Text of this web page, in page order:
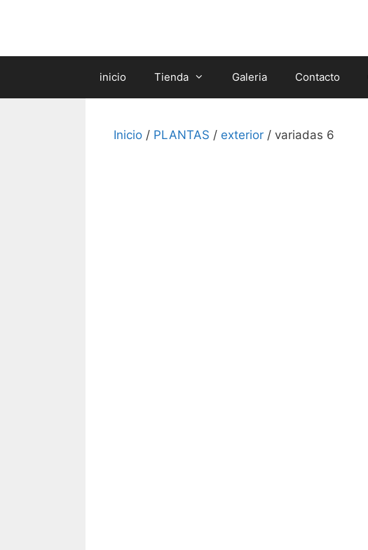
inicio Tienda Galeria Contacto
Inicio / PLANTAS / exterior / variadas 6